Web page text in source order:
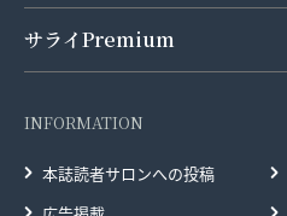
サライPremium
INFORMATION
本誌読者サロンへの投稿